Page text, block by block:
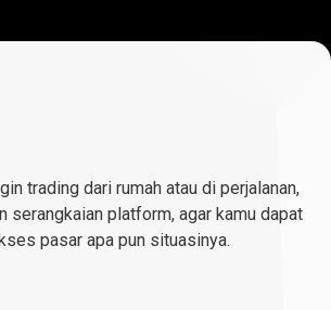
kebutuhan
trading dari rumah atau di perjalanan,
serangkaian platform, agar kamu dapat
pasar apa pun situasinya.